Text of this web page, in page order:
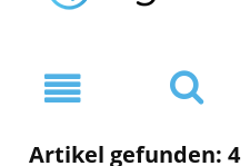
Artikel gefunden: 4